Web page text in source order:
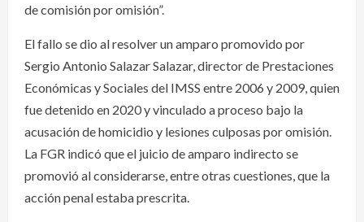
de comisión por omisión”.
El fallo se dio al resolver un amparo promovido por
Sergio Antonio Salazar Salazar, director de Prestaciones
Económicas y Sociales del IMSS entre 2006 y 2009, quien
fue detenido en 2020 y vinculado a proceso bajo la
acusación de homicidio y lesiones culposas por omisión.
La FGR indicó que el juicio de amparo indirecto se
promovió al considerarse, entre otras cuestiones, que la
acción penal estaba prescrita.